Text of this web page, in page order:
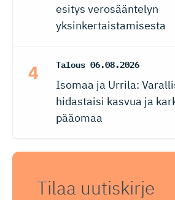
esitys verosääntelyn
yksinkertaistamisesta
Talous 06.08.2026
Isomaa ja Urrila:
hidastaisi kasvua ja
pääomaa
Tilaa uutiskirje